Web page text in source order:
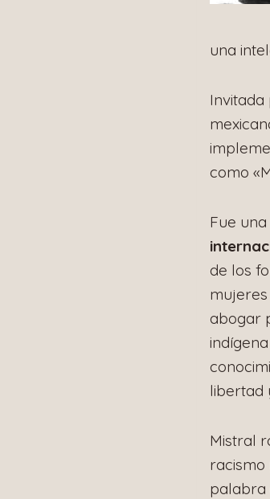
una
como
Fue
de los
abogar
libertad
Mistral
racismo
palabra